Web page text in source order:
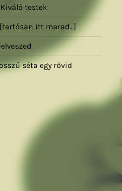
testek
itt marad…]
séta egy rövid